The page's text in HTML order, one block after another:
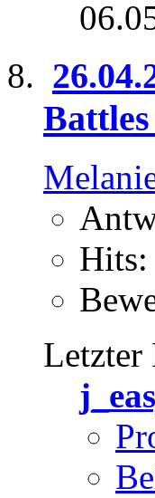
Battles
Hits:
Letzter